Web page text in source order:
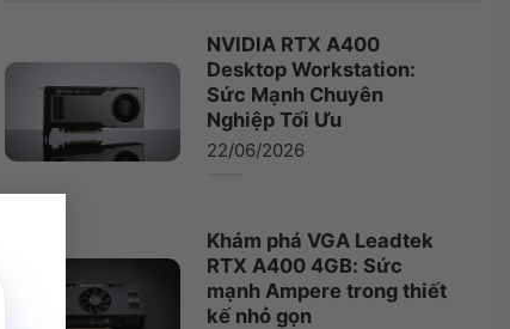
NVIDIA RTX A400
Desktop Workstation:
Sức Mạnh Chuyên
Nghiệp Tối Ưu
22/06/2026
Khám phá VGA Leadtek
RTX A400 4GB: Sức
mạnh Ampere trong thiết
kế nhỏ gọn